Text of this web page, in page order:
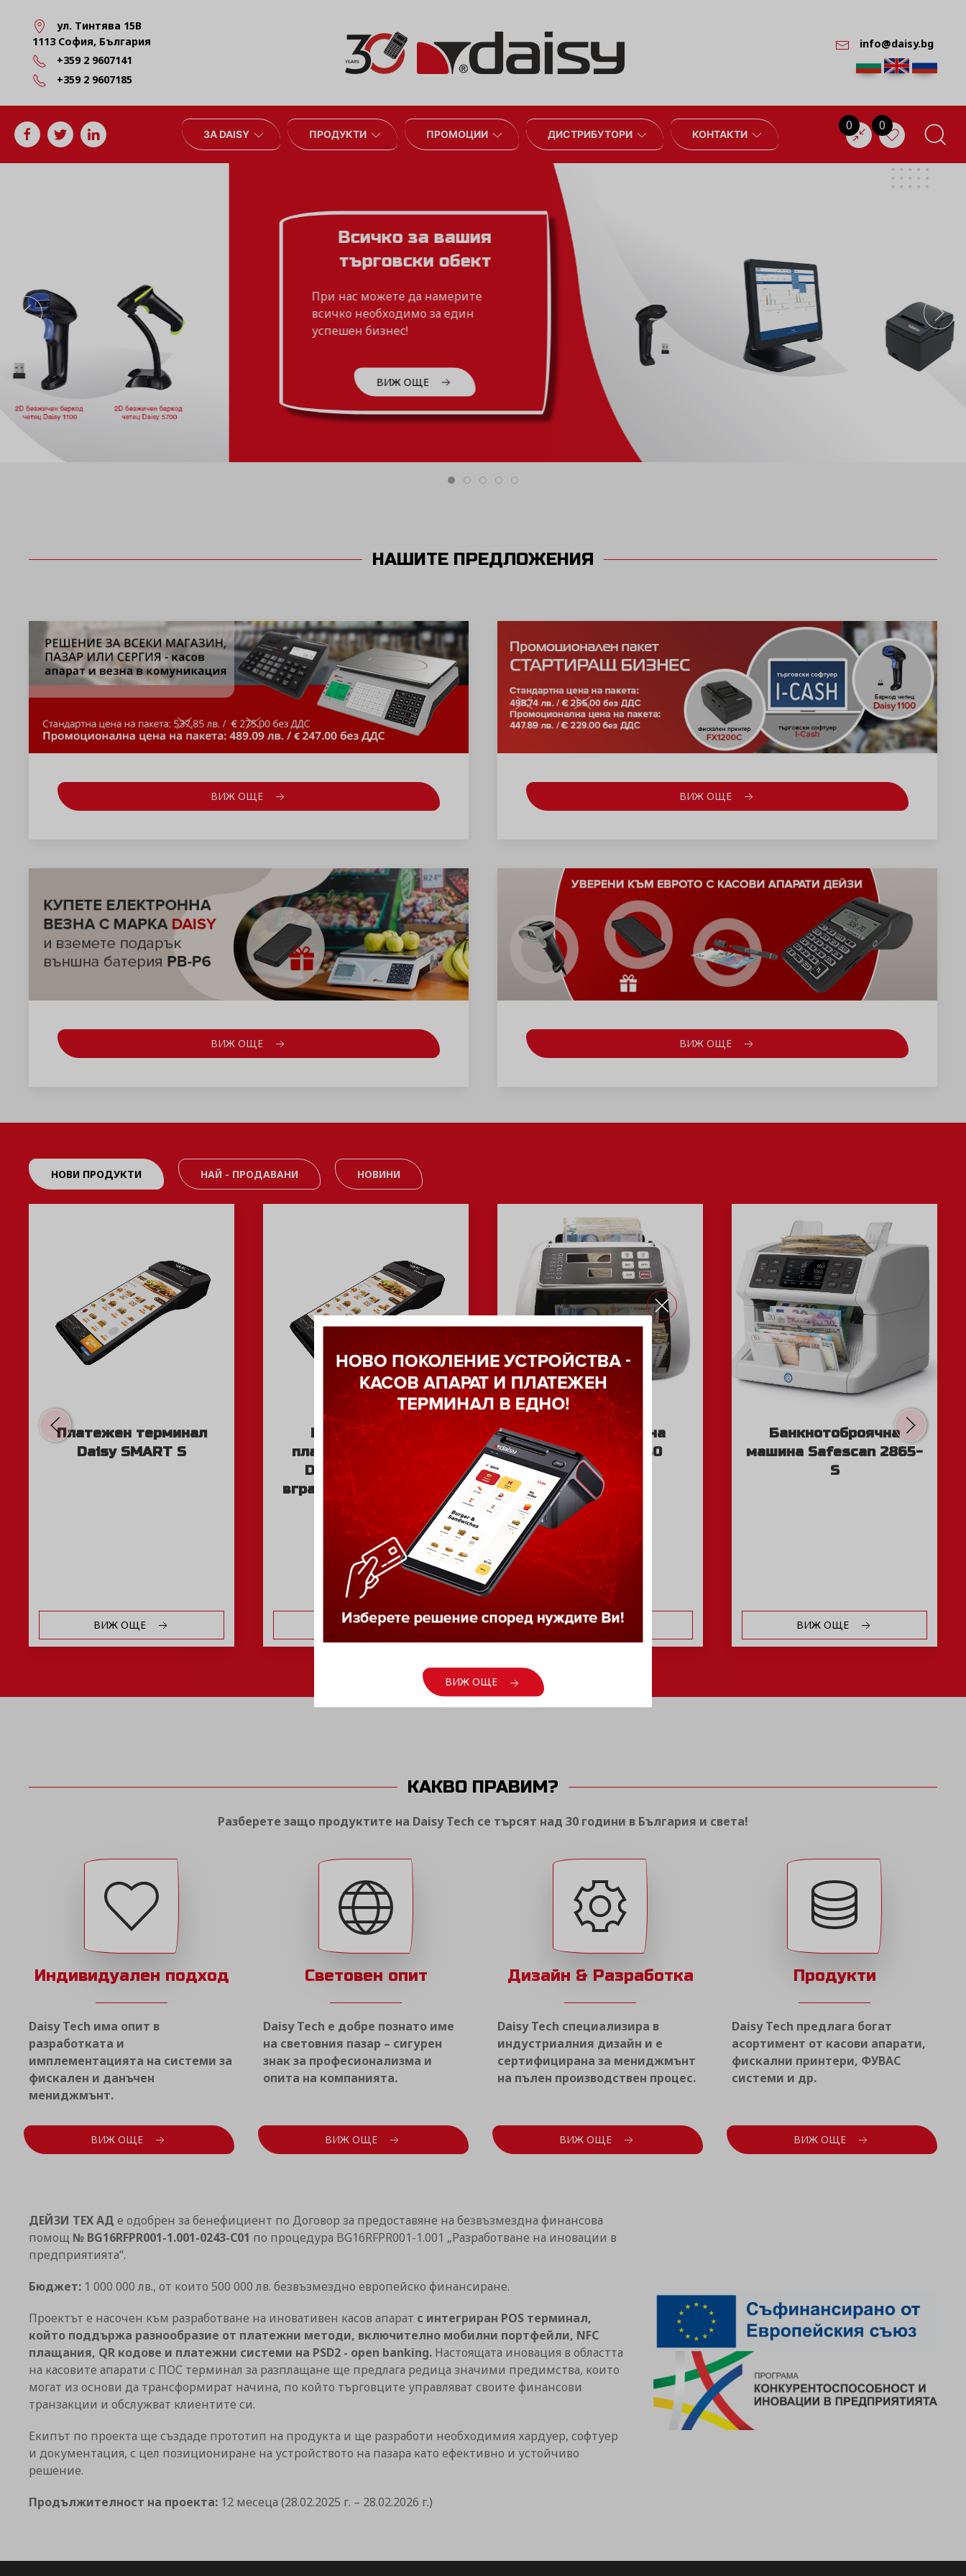
ул. Тинтява 15В
1113 София, България
+359 2 9607141
+359 2 9607185
info@daisy.bg
ЗА DAISY ПРОДУКТИ ПРОМОЦИИ ДИСТРИБУТОРИ КОНТАКТИ
0 0
При нас можете да намерите
всичко необходимо за един
успешен бизнес!
ВИЖ ОЩЕ
НАШИТЕ ПРЕДЛОЖЕНИЯ
ВИЖ ОЩЕ ВИЖ ОЩЕ
ВИЖ ОЩЕ ВИЖ ОЩЕ
НОВИ ПРОДУКТИ НАЙ - ПРОДАВАНИ НОВИНИ
Касов апарат с
платежен терминал
Daisy SMART S и
вграден баркод четец
Zebra
ВИЖ ОЩЕ
Банкнотоброячна
машина FT-2030
ВИЖ ОЩЕ
Банкнотоброячна
машина Safescan 2865-
S
ВИЖ ОЩЕ
Платежен терминал
Daisy SMART S
ВИЖ ОЩЕ
КАКВО ПРАВИМ?
Разберете защо продуктите на Daisy Tech се търсят над 30 години в България и света!
Индивидуален подход
Daisy Tech има опит в
разработката и
имплементацията на системи за
фискален и данъчен
мениджмънт.
ВИЖ ОЩЕ
Световен опит
Daisy Tech е добре познато име
на световния пазар – сигурен
знак за професионализма и
опита на компанията.
ВИЖ ОЩЕ
Дизайн & Разработка
Daisy Tech специализира в
индустриалния дизайн и е
сертифицирана за мениджмънт
на пълен производствен процес.
ВИЖ ОЩЕ
Продукти
Daisy Tech предлага богат
асортимент от касови апарати,
фискални принтери, ФУВАС
системи и др.
ВИЖ ОЩЕ
ДЕЙЗИ ТЕХ АД е одобрен за бенефициент по Договор за предоставяне на безвъзмездна финансова
помощ № BG16RFPR001-1.001-0243-C01 по процедура BG16RFPR001-1.001 „Разработване на иновации в
предприятията“.
Бюджет: 1 000 000 лв., от които 500 000 лв. безвъзмездно европейско финансиране.
Проектът е насочен към разработване на иновативен касов апарат с интегриран POS терминал,
който поддържа разнообразие от платежни методи, включително мобилни портфейли, NFC
плащания, QR кодове и платежни системи на PSD2 - open banking. Настоящата иновация в областта
на касовите апарати с ПОС терминал за разплащане ще предлага редица значими предимства, които
могат из основи да трансформират начина, по който търговците управляват своите финансови
транзакции и обслужват клиентите си.
Екипът по проекта ще създаде прототип на продукта и ще разработи необходимия хардуер, софтуер
и документация, с цел позициониране на устройството на пазара като ефективно и устойчиво
решение.
Продължителност на проекта: 12 месеца (28.02.2025 г. – 28.02.2026 г.)
ВИЖ ОЩЕ